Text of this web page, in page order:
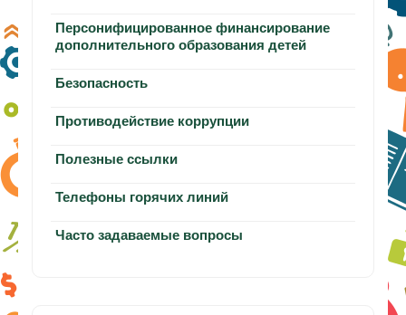
Персонифицированное финансирование
дополнительного образования детей
Безопасность
Противодействие коррупции
Полезные ссылки
Телефоны горячих линий
Часто задаваемые вопросы